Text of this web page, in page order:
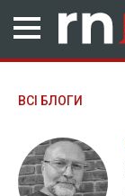
ВСІ БЛОГИ